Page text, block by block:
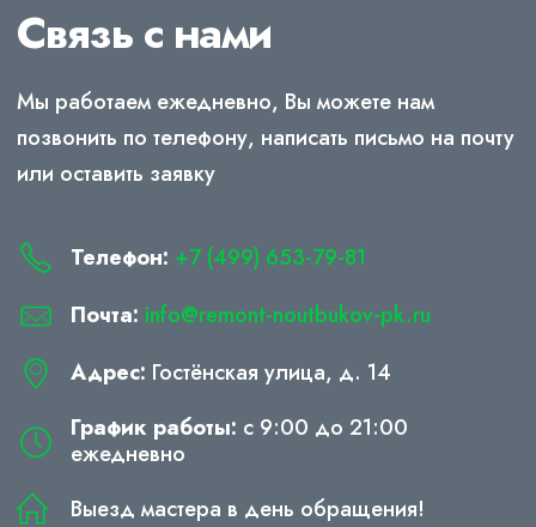
Связь с нами
Мы работаем ежедневно, Вы можете нам
позвонить по телефону, написать письмо на почту
или оставить заявку
Телефон: +7 (499) 653-79-81
Почта: info@remont-noutbukov-pk.ru
Адрес: Гостёнская улица, д. 14
График работы: с 9:00 до 21:00
ежедневно
Выезд мастера в день обращения!